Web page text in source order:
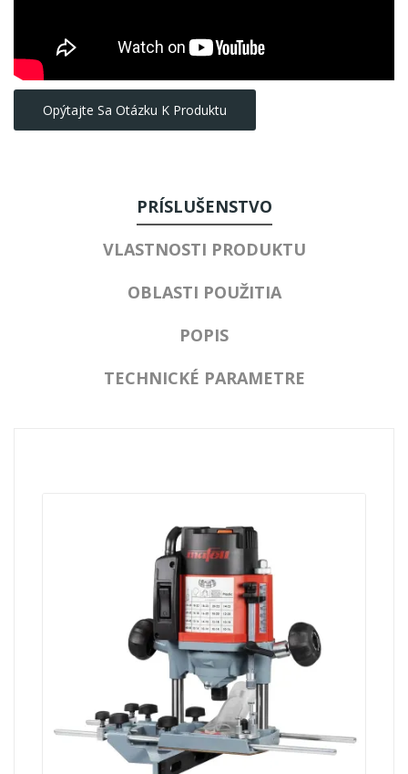
Opýtajte Sa Otázku K Produktu
PRÍSLUŠENSTVO
VLASTNOSTI PRODUKTU
OBLASTI POUŽITIA
POPIS
TECHNICKÉ PARAMETRE